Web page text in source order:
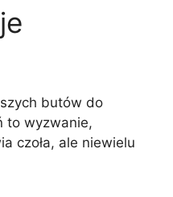
butów do
to wyzwanie,
czoła, ale niewielu